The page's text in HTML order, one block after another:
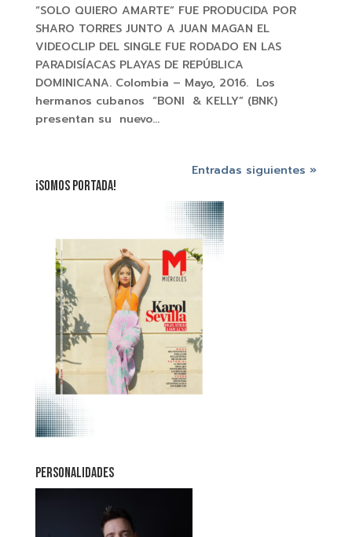
“SOLO QUIERO AMARTE” FUE PRODUCIDA POR
SHARO TORRES JUNTO A JUAN MAGAN EL
VIDEOCLIP DEL SINGLE FUE RODADO EN LAS
PARADISÍACAS PLAYAS DE REPÚBLICA
DOMINICANA. Colombia – Mayo, 2016. Los
hermanos cubanos “BONI & KELLY” (BNK)
presentan su nuevo...
Entradas siguientes »
¡SOMOS PORTADA!
PERSONALIDADES